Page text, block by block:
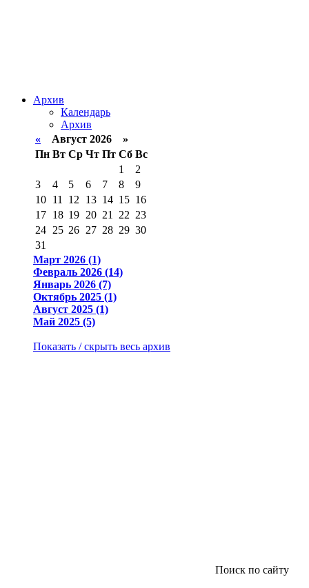
Архив
Календарь
Архив
« Август 2026 »
Пн Вт Ср Чт Пт Сб Вс
1
2
3
4 5 6 7 8
9
10 11 12 13 14 15 16
17 18 19 20 21 22 23
24 25 26 27 28 29 30
31
Март 2026 (1)
Февраль 2026 (14)
Январь 2026 (7)
Октябрь 2025 (1)
Август 2025 (1)
Май 2025 (5)
Показать / скрыть весь архив
Поиск по сайту